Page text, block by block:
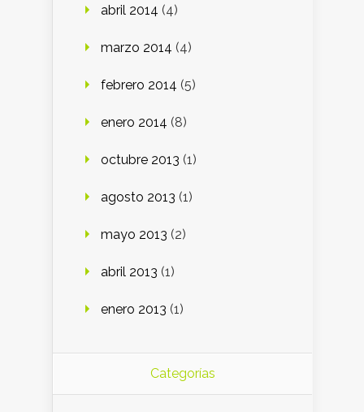
abril 2014 (4)
marzo 2014 (4)
febrero 2014 (5)
enero 2014 (8)
octubre 2013 (1)
agosto 2013 (1)
mayo 2013 (2)
abril 2013 (1)
enero 2013 (1)
Categorías